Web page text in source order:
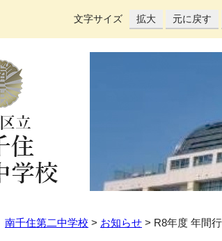
文字サイズ 拡大 元に戻す
南千住第二中学校 > お知らせ > R8年度 年間